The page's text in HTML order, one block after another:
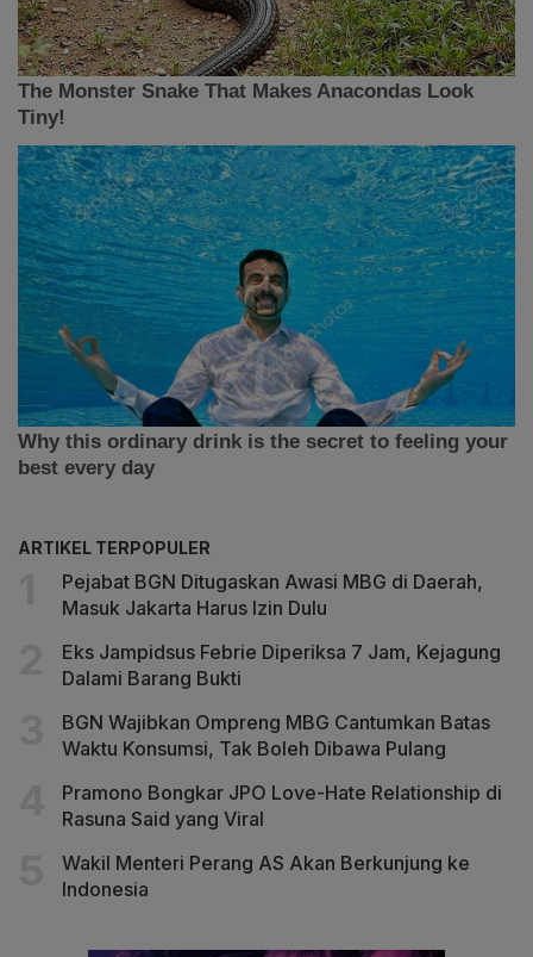
ARTIKEL TERPOPULER
Pejabat BGN Ditugaskan Awasi MBG di Daerah,
Masuk Jakarta Harus Izin Dulu
Eks Jampidsus Febrie Diperiksa 7 Jam, Kejagung
Dalami Barang Bukti
BGN Wajibkan Ompreng MBG Cantumkan Batas
Waktu Konsumsi, Tak Boleh Dibawa Pulang
Pramono Bongkar JPO Love-Hate Relationship di
Rasuna Said yang Viral
Wakil Menteri Perang AS Akan Berkunjung ke
Indonesia